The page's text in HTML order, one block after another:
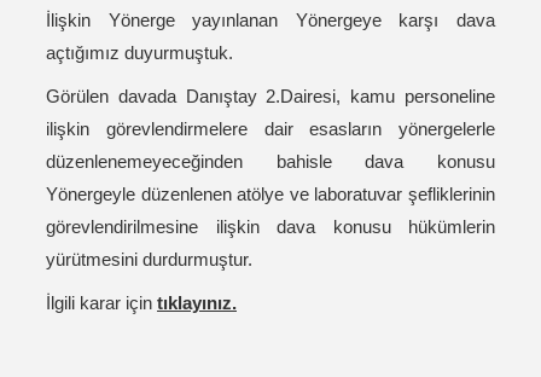
İlişkin Yönerge yayınlanan Yönergeye karşı dava
açtığımız duyurmuştuk.
Görülen davada Danıştay 2.Dairesi, kamu personeline
ilişkin görevlendirmelere dair esasların yönergelerle
düzenlenemeyeceğinden bahisle dava konusu
Yönergeyle düzenlenen atölye ve laboratuvar şefliklerinin
görevlendirilmesine ilişkin dava konusu hükümlerin
yürütmesini durdurmuştur.
İlgili karar için tıklayınız.